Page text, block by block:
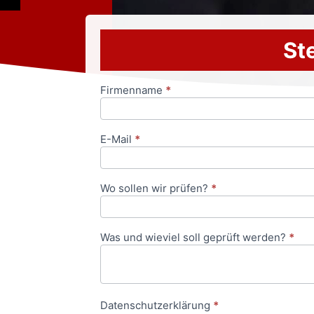
Anfrageformular
Firmenname *
E-Mail *
Wo sollen wir prüfen? *
Was und wieviel soll geprüft werden? *
Datenschutzerklärung *